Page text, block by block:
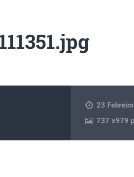
23
737x979